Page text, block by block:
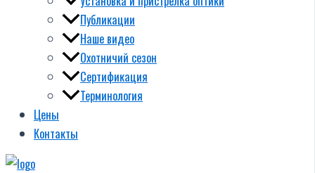
Публикации
Наше видео
Охотничий сезон
Сертификация
Терминология
Цены
Контакты